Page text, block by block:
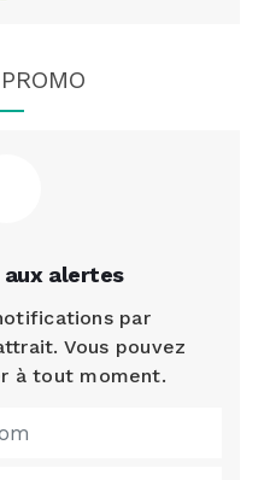
alertes
par
Vous pouvez
à tout moment.